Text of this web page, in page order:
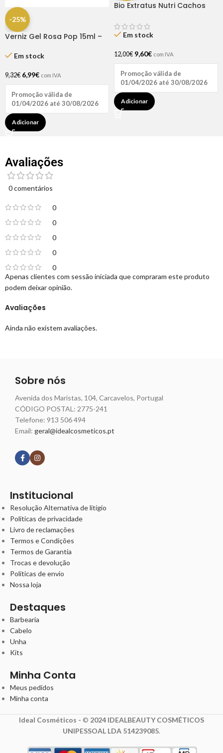
-25%
Verniz Gel Rosa Pop 15ml –
Em stock
9,32€ 6,99€ com IVA
Promoção válida de
01/04/2026 até 30/08/2026
Adicionar
Bio Extratus Nutri Cachos
250ML
Em stock
12,00€ 9,60€ com IVA
Promoção válida de
01/04/2026 até 30/08/2026
Adicionar
Avaliações
0 comentários
0
0
0
0
0
Avaliações
Ainda não existem avaliações.
Apenas clientes com sessão iniciada que compraram este produto
podem deixar opinião.
Sobre nós
Avenida dos Maristas, 104, Carcavelos, Portugal
CÓDIGO POSTAL: 2775-241
Telefone: 913 506 494
Email: geral@idealcosmeticos.pt
Institucional
Resolução Alternativa de litígio
Políticas de privacidade
Livro de reclamações
Termos e Condições
Termos de Garantia
Trocas e devolução
Políticas de envio
Nossa loja
Destaques
Barbearia
Cabelo
Unha
Kits
Minha Conta
Meus pedidos
Minha conta
Ideal Cosméticos - © 2024 IDEALBEAUTY COSMÉTICOS
UNIPESSOAL LDA 514239085.